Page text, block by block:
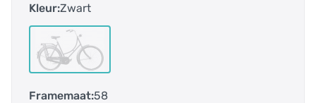
Kleur:Zwart
Framemaat:58